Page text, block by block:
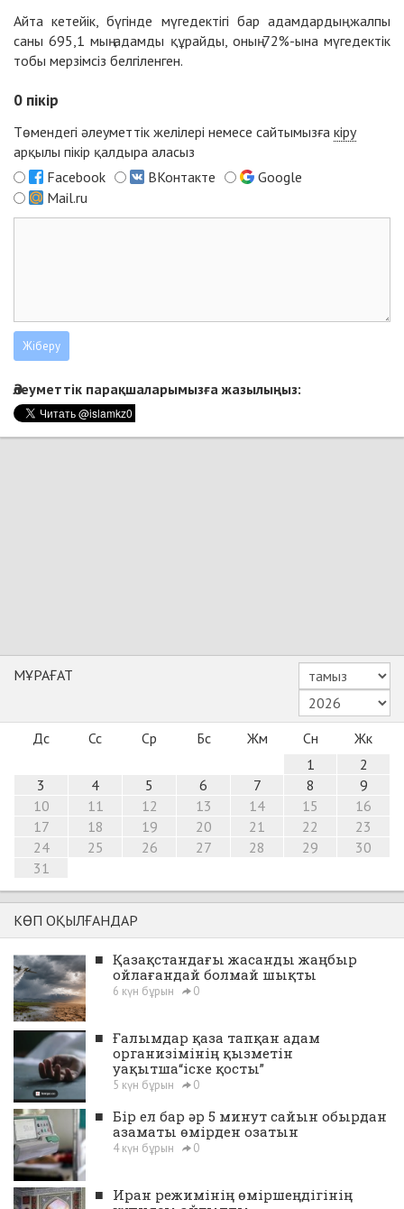
Айта кетейік, бүгінде мүгедектігі бар адамдардың жалпы
саны 695,1 мың адамды құрайды, оның 72%-ына мүгедектік
тобы мерзімсіз белгіленген.
0 пікір
Төмендегі әлеуметтік желілері немесе сайтымызға кіру
арқылы пікір қалдыра аласыз
Facebook
ВКонтакте
Google
Mail.ru
Әлеуметтік парақшаларымызға жазылыңыз:
МҰРАҒАТ
Дс Сс Ср Бс Жм Сн
Жк
1
2
3
4 5 6 7 8
9
10
11 12 13 14 15
16
17
18 19 20 21 22
23
24
25 26 27 28 29
30
31
КӨП ОҚЫЛҒАНДАР
■ Қазақстандағы жасанды жаңбыр
ойлағандай болмай шықты
6 күн бұрын 0
■ Ғалымдар қаза тапқан адам
организімінің қызметін
уақытша“іске қосты”
5 күн бұрын 0
■ Бір ел бар әр 5 минут сайын обырдан
азаматы өмірден озатын
4 күн бұрын 0
■ Иран режимінің өміршеңдігінің